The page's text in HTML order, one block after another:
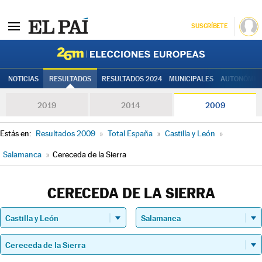
SUSCRÍBETE
NOTICIAS RESULTADOS RESULTADOS 2024 MUNICIPALES
2019 2014 2009
Estás en: Resultados 2009 » Total España » Castilla y León »
Salamanca » Cereceda de la Sierra
CERECEDA DE LA SIERRA